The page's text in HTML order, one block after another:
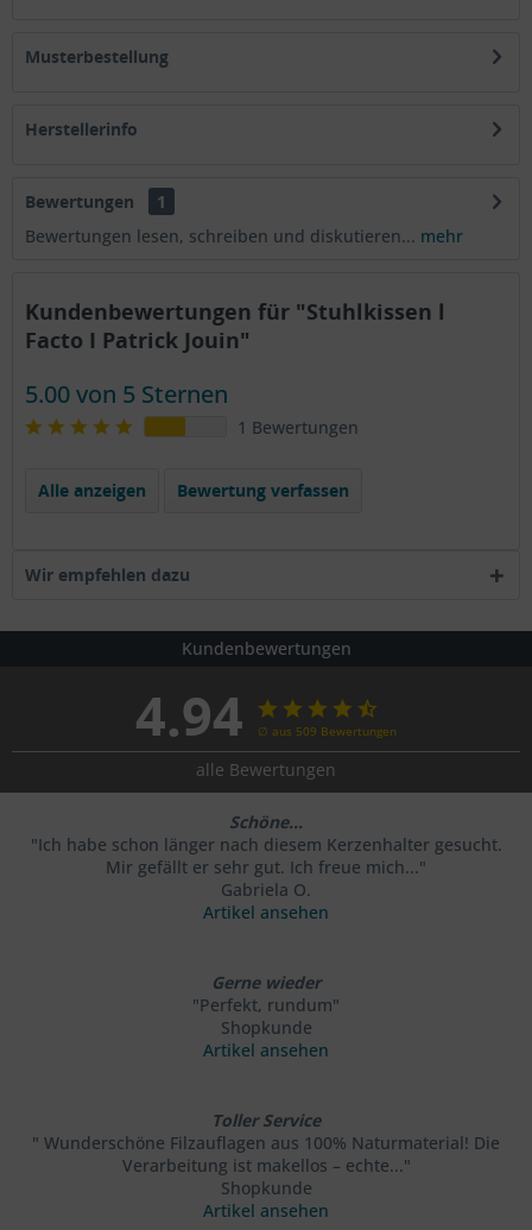
Musterbestellung
Herstellerinfo
Bewertungen
1
Bewertungen lesen, schreiben und diskutieren... mehr
Kundenbewertungen für "Stuhlkissen l
Facto I Patrick Jouin"
5.00 von 5 Sternen
1 Bewertungen
Alle anzeigen Bewertung verfassen
Wir empfehlen dazu
Kundenbewertungen
4.94 ∅ aus 509 Bewertungen
alle Bewertungen
Schöne...
"Ich habe schon länger nach diesem Kerzenhalter gesucht.
Mir gefällt er sehr gut. Ich freue mich..."
Gabriela O.
Artikel ansehen
Gerne wieder
"Perfekt, rundum"
Shopkunde
Artikel ansehen
Toller Service
" Wunderschöne Filzauflagen aus 100% Naturmaterial! Die
Verarbeitung ist makellos – echte..."
Shopkunde
Artikel ansehen